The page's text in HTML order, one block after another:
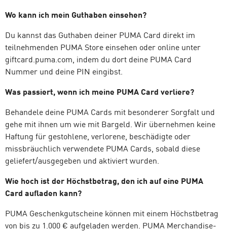
Wo kann ich mein Guthaben einsehen?
Du kannst das Guthaben deiner PUMA Card direkt im
teilnehmenden PUMA Store einsehen oder online unter
giftcard.puma.com, indem du dort deine PUMA Card
Nummer und deine PIN eingibst.
Was passiert, wenn ich meine PUMA Card verliere?
Behandele deine PUMA Cards mit besonderer Sorgfalt und
gehe mit ihnen um wie mit Bargeld. Wir übernehmen keine
Haftung für gestohlene, verlorene, beschädigte oder
missbräuchlich verwendete PUMA Cards, sobald diese
geliefert/ausgegeben und aktiviert wurden.
Wie hoch ist der Höchstbetrag, den ich auf eine PUMA
Card aufladen kann?
PUMA Geschenkgutscheine können mit einem Höchstbetrag
von bis zu 1.000 € aufgeladen werden. PUMA Merchandise-